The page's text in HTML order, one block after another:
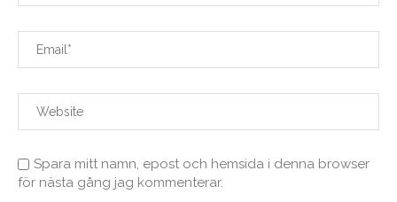
Spara mitt namn, epost och hemsida i denna browser
för nästa gång jag kommenterar.